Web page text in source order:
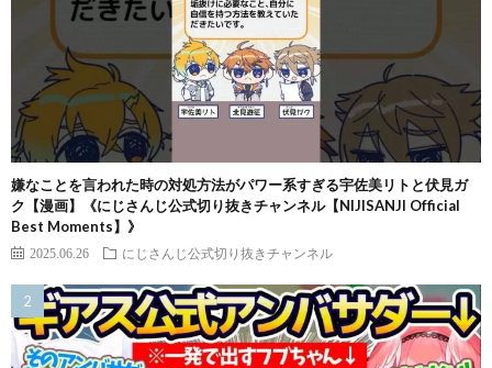
嫌なことを言われた時の対処方法がパワー系すぎる宇佐美リトと伏見ガ
ク【漫画】《にじさんじ公式切り抜きチャンネル【NIJISANJI Official
Best Moments】》
2025.06.26 にじさんじ公式切り抜きチャンネル